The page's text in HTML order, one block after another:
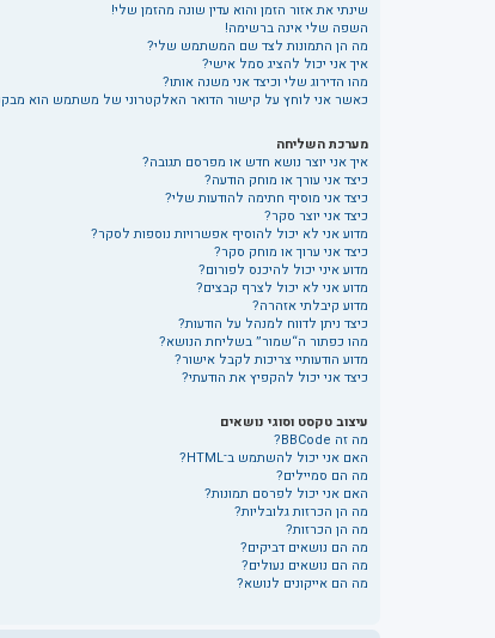
שינתי את אזור הזמן והוא עדין שונה מהזמן שלי!
השפה שלי אינה ברשימה!
מה הן התמונות לצד שם המשתמש שלי?
איך אני יכול להציג סמל אישי?
מהו הדירוג שלי וכיצד אני משנה אותו?
כאשר אני לוחץ על קישור הדואר האלקטרוני של משתמש הוא
מערכת השליחה
איך אני יוצר נושא חדש או מפרסם תגובה?
כיצד אני עורך או מוחק הודעה?
כיצד אני מוסיף חתימה להודעות שלי?
כיצד אני יוצר סקר?
מדוע אני לא יכול להוסיף אפשרויות נוספות לסקר?
כיצד אני ערוך או מוחק סקר?
מדוע איני יכול להיכנס לפורום?
מדוע אני לא יכול לצרף קבצים?
מדוע קיבלתי אזהרה?
כיצד ניתן לדווח למנהל על הודעות?
מהו כפתור ה“שמור” בשליחת הנושא?
מדוע הודעותיי צריכות לקבל אישור?
כיצד אני יכול להקפיץ את הודעתי?
עיצוב טקסט וסוגי נושאים
מה זה BBCode?
האם אני יכול להשתמש ב־HTML?
מה הם סמיילים?
האם אני יכול לפרסם תמונות?
מה הן הכרזות גלובליות?
מה הן הכרזות?
מה הם נושאים דביקים?
מה הם נושאים נעולים?
מה הם אייקונים לנושא?